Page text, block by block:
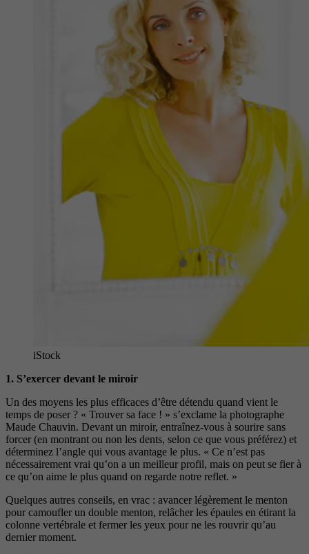
iStock
1. S’exercer devant le miroir
Un des moyens les plus efficaces d’être détendu quand vient le
temps de poser ? « Trouver sa face ! » s’exclame la photographe
Maude Chauvin. Devant un miroir, entraînez-vous à sourire sans
forcer (en montrant ou non les dents, selon ce que vous préférez) et
déterminez l’angle qui vous avantage le plus. « Ce n’est pas
nécessairement vrai qu’on a un meilleur profil, mais on peut se fier à
ce qu’on aime le plus quand on regarde notre reflet. »
Quelques autres conseils, en vrac : avancer légèrement le menton
pour camoufler un double menton, relâcher les épaules en étirant la
colonne vertébrale et fermer les yeux pour ne les rouvrir qu’au
dernier moment.